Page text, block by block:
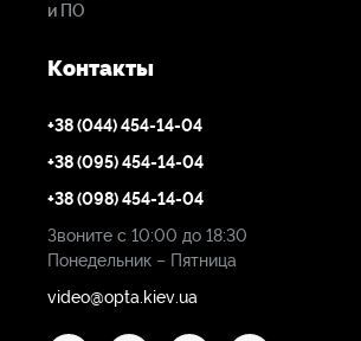
и ПО
Контакты
+38 (044) 454-14-04
+38 (095) 454-14-04
+38 (098) 454-14-04
Звоните с 10:00 до 18:30
Понедельник – Пятница
video@opta.kiev.ua